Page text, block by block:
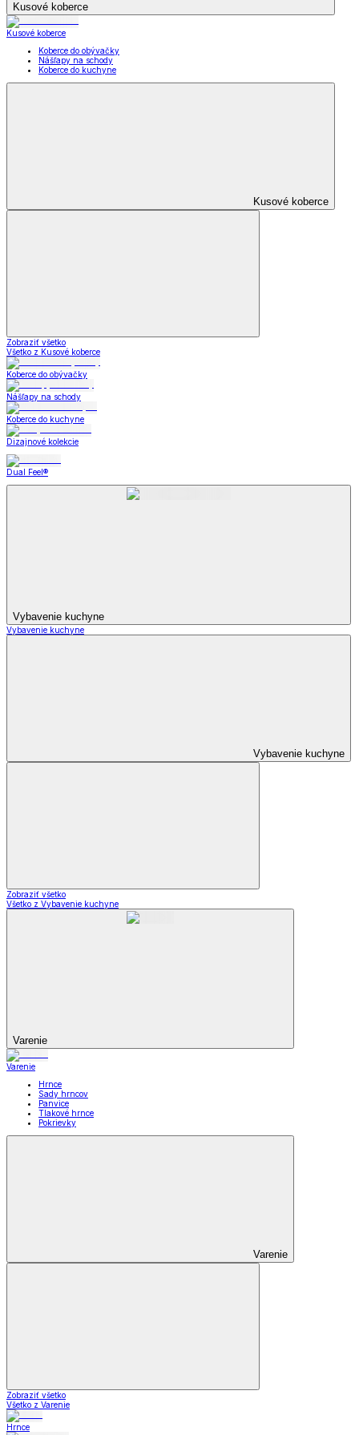
Kusové koberce
Kusové koberce
Koberce do obývačky
Nášľapy na schody
Koberce do kuchyne
Kusové koberce
Zobraziť všetko
Všetko z Kusové koberce
Koberce do obývačky
Nášľapy na schody
Koberce do kuchyne
Dizajnové kolekcie
Dual Feel®
Vybavenie kuchyne
Vybavenie kuchyne
Vybavenie kuchyne
Zobraziť všetko
Všetko z Vybavenie kuchyne
Varenie
Varenie
Hrnce
Sady hrncov
Panvice
Tlakové hrnce
Pokrievky
Varenie
Zobraziť všetko
Všetko z Varenie
Hrnce